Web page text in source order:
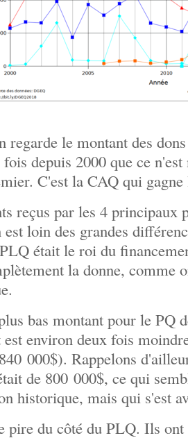
regarde le montant des
depuis 2000 que ce
C'est la CAQ qui
reçus par les 4 principaux
est loin des grandes
était le roi du
la donne, comme
bas montant pour le PQ
environ deux fois
000$). Rappelons
de 800 000$, ce qui
historique, mais qui s'est
pire du côté du PLQ. Ils ont